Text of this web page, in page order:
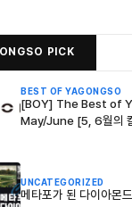
PICK
BEST OF YAGONGSO
[BOY] The Best of
May/June [5, 6월의
UNCATEGORIZED
메타포가 된 다이아몬드